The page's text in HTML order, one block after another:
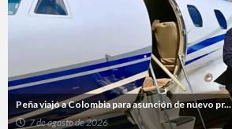
Peña viajó a Colombia para asunción de nuevo pr...
7 de agosto de 2026